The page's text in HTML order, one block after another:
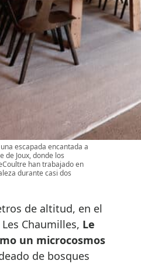
escapada encantada a
de Joux, donde los
han trabajado en
durante casi dos
de altitud, en el
Chaumilles, Le
un microcosmos
de bosques